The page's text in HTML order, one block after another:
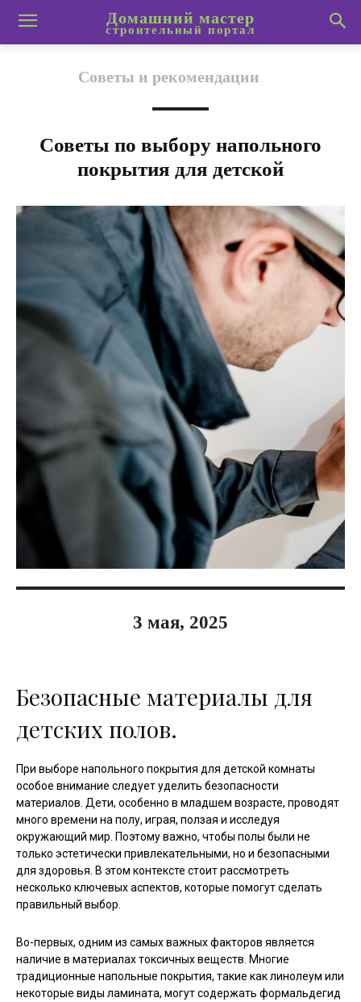
Домашний мастер
строительный портал
Советы и рекомендации
Советы по выбору напольного
покрытия для детской
3 мая, 2025
Безопасные материалы для
детских полов.
При выборе напольного покрытия для детской комнаты
особое внимание следует уделить безопасности
материалов. Дети, особенно в младшем возрасте, проводят
много времени на полу, играя, ползая и исследуя
окружающий мир. Поэтому важно, чтобы полы были не
только эстетически привлекательными, но и безопасными
для здоровья. В этом контексте стоит рассмотреть
несколько ключевых аспектов, которые помогут сделать
правильный выбор.
Во-первых, одним из самых важных факторов является
наличие в материалах токсичных веществ. Многие
традиционные напольные покрытия, такие как линолеум или
некоторые виды ламината, могут содержать формальдегид